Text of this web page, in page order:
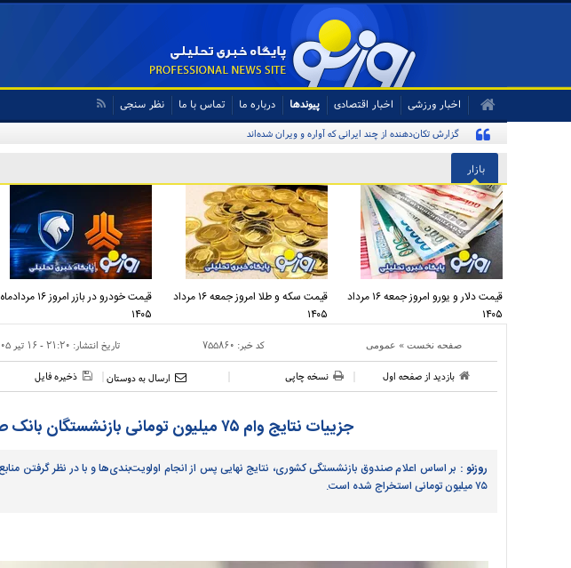
اخبار ورزشی اخبار اقتصادی پیوندها درباره ما تماس با ما نظر سنجی
گزارش تکان‌دهنده از چند ایرانی که آواره و ویران شده‌اند
بازار
قیمت دلار و یورو امروز جمعه ۱۶ مرداد
۱۴۰۵
قیمت سکه و طلا امروز جمعه ۱۶ مرداد
۱۴۰۵
قیمت خودرو در بازر امروز ۱۶ مردادماه
۱۴۰۵
صفحه نخست » عمومی کد خبر: ۷۵۵۸۶۰ تاریخ انتشار: ۲۱:۲۰ - ۱۶ تير ۱۴۰۵
بازدید از صفحه اول نسخه چاپی ارسال به دوستان ذخیره فایل
جزییات نتایج وام ۷۵ میلیون تومانی بازنشستگان بانک صادرات
روزنو :
۷۵ میلیون تومانی استخراج شده است.